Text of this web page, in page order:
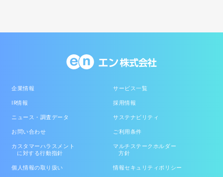
企業情報 サービス一覧
IR情報 採用情報
ニュース・調査データ サステナビリティ
お問い合わせ ご利用条件
カスタマーハラスメント
に対する行動指針
マルチステークホルダー
方針
個人情報の取り扱い 情報セキュリティポリシー